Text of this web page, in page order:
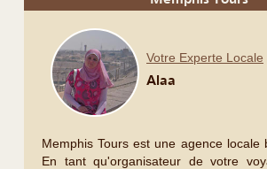
Votre Experte Locale
Alaa
Memphis Tours est une agence locale
En tant qu'organisateur de votre